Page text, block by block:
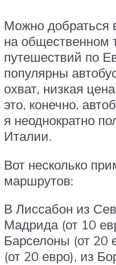
Можно добраться
на общественном
путешествий по
популярны
охват, низкая
это, конечно,
я неоднократно
Италии.
Вот несколько
маршрутов:
В Лиссабон из
Мадрида (от 10
Барселоны (от 20
(от 20 евро), из